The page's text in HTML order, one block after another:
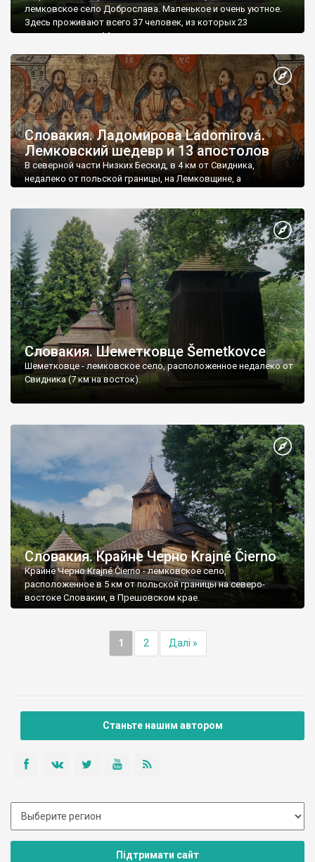
лемковское село Доброслава. Маленькое и очень уютное.
Здесь проживают всего 37 человек, из которых 23
православные, а 14 - греко-католики.
Словакия. Ладомирова Ladomirová.
Лемковский шедевр и 13 апостолов
В северной части Низких Бескид, в 4 км от Свидника,
недалеко от польской границы, на Лемковщине, а
Словакия. Шеметковце Šemetkovce
Шеметковце - лемковское село, расположенное недалеко от
Свидника (7 км на восток).
Словакия. Крайне Черно Krajné Čierno
Крайне Черно Krajné Čierno - лемковское село,
расположенное в 5 км от польской границы на северо-
востоке Словакии, в Прешовском крае.
1 2 Далі »
Станьте нашим автором
Підтримати сайт